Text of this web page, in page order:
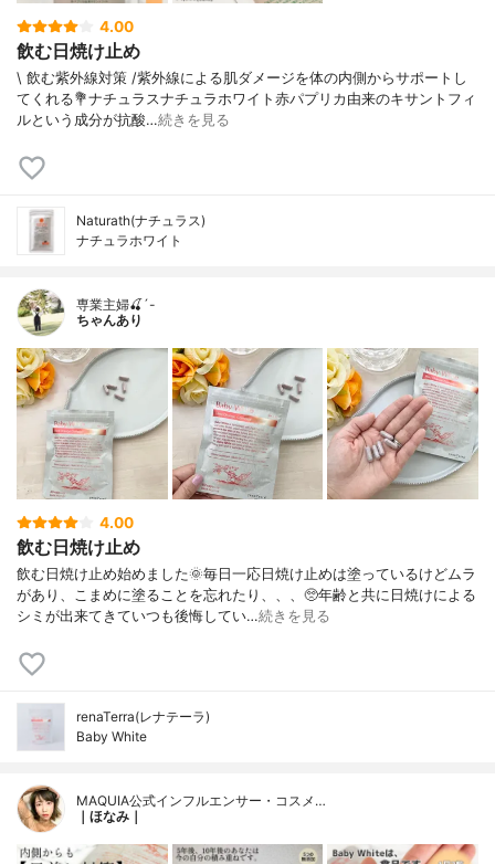
4.00
飲む日焼け止め
\ 飲む紫外線対策 /⁡紫外線による肌ダメージを体の内側からサポートし
てくれる⁡⁡💐ナチュラスナチュラホワイト⁡⁡赤パプリカ由来のキサントフィ
ルという成分が抗酸…続きを見る
Naturath(ナチュラス)
ナチュラホワイト
専業主婦🍒´-
ちゃんあり
4.00
飲む日焼け止め
飲む日焼け止め始めました🌞毎日一応日焼け止めは塗っているけどムラ
があり、こまめに塗ることを忘れたり、、、🥺年齢と共に日焼けによる
シミが出来てきていつも後悔してい…続きを見る
renaTerra(レナテーラ)
Baby White
MAQUIA公式インフルエンサー・コスメ…
｜ほなみ｜